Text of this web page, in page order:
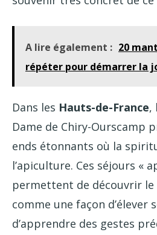
A lire également : 20
répéter pour démarrer la
Dans les Hauts-de-France,
Dame de Chiry-Ourscamp
ends étonnants où la
l’apiculture. Ces séjours «
permettent de découvrir le
comme une façon d’élever
d’apprendre des gestes